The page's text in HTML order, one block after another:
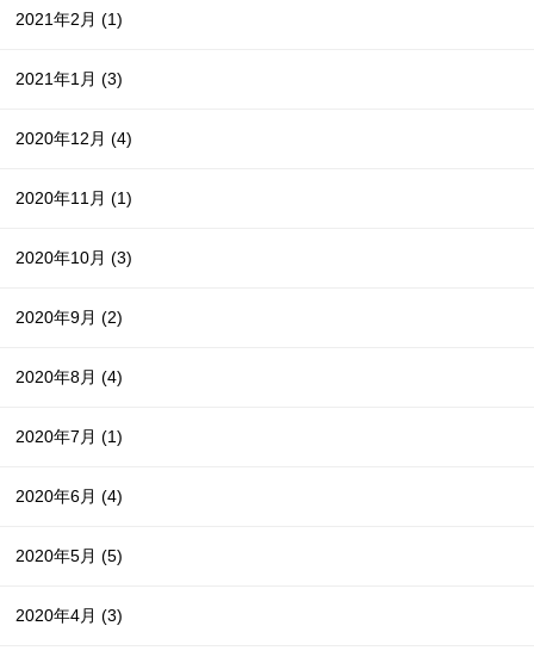
2021年2月(1)
2021年1月(3)
2020年12月(4)
2020年11月(1)
2020年10月(3)
2020年9月(2)
2020年8月(4)
2020年7月(1)
2020年6月(4)
2020年5月(5)
2020年4月(3)